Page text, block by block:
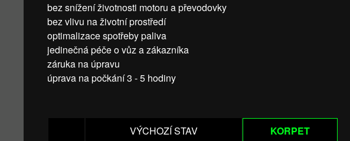
bez snížení životnosti motoru a převodovky
bez vlivu na životní prostředí
optimalizace spotřeby paliva
jedinečná péče o vůz a zákazníka
záruka na úpravu
úprava na počkání 3 - 5 hodiny
VÝCHOZÍ STAV KORPET